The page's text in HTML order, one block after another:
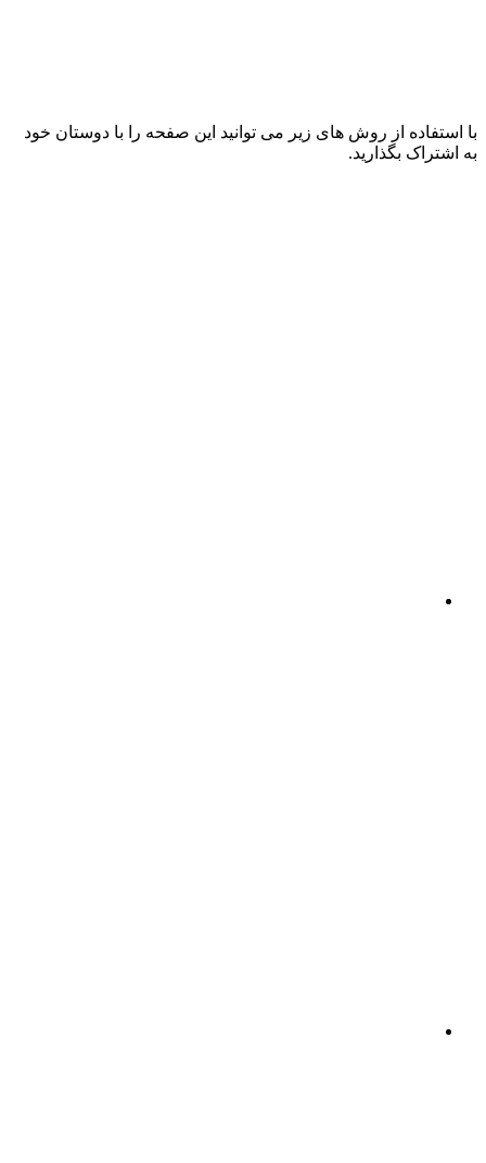
با استفاده از روش های زیر می توانید این صفحه را با دوستان خود
به اشتراک بگذارید.